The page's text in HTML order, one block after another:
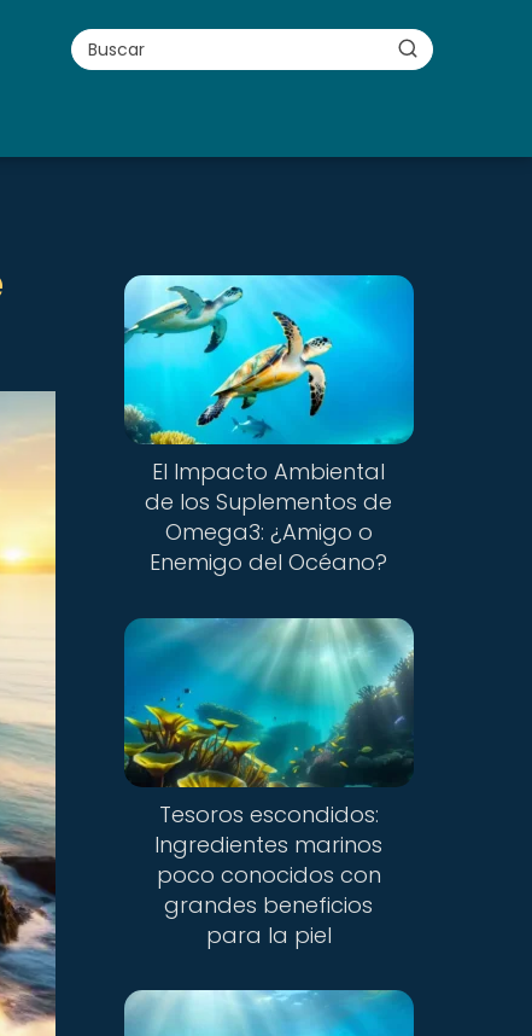
El Impacto Ambiental
de los Suplementos de
Omega3: ¿Amigo o
Enemigo del Océano?
Tesoros escondidos:
Ingredientes marinos
poco conocidos con
grandes beneficios
para la piel